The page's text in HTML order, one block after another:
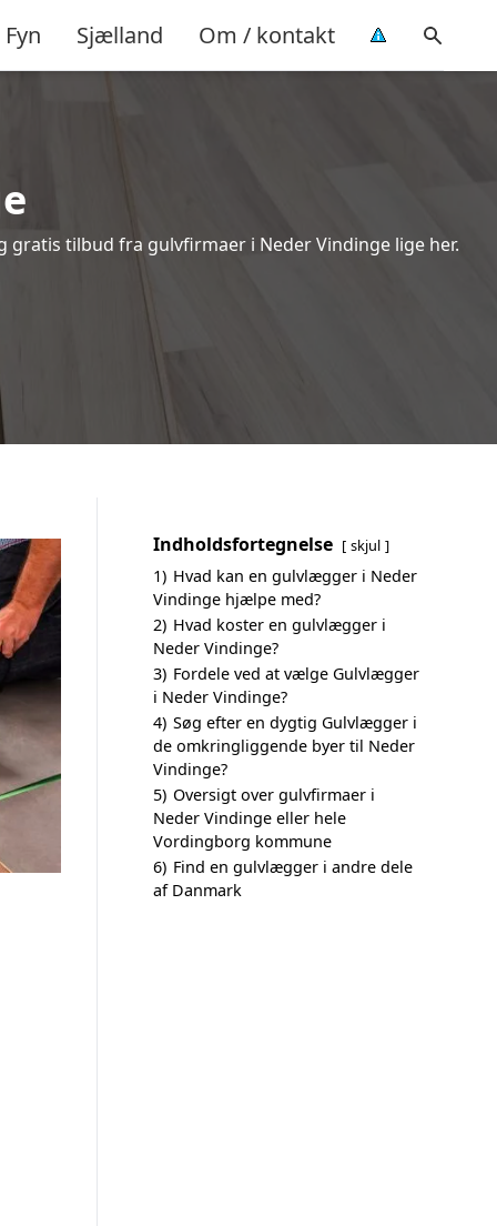
Fyn Sjælland Om / kontakt
tilbud fra gulvfirmaer i Neder Vindinge lige her.
Indholdsfortegnelse skjul
1) Hvad kan en gulvlægger i Neder
Vindinge hjælpe med?
2) Hvad koster en gulvlægger i
Neder Vindinge?
3) Fordele ved at vælge Gulvlægger
i Neder Vindinge?
4) Søg efter en dygtig Gulvlægger i
de omkringliggende byer til Neder
Vindinge?
5) Oversigt over gulvfirmaer i
Neder Vindinge eller hele
Vordingborg kommune
6) Find en gulvlægger i andre dele
af Danmark